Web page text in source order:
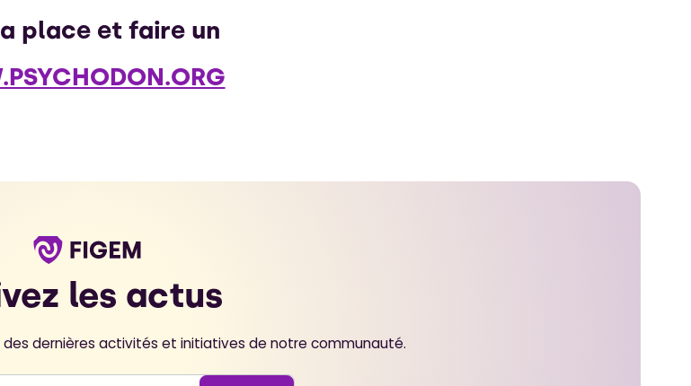
place et faire un
les actus
dernières activités et initiatives de notre communauté.